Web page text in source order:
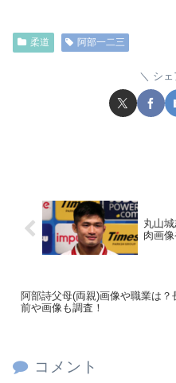
柔道 阿部一二三
シェ
丸山
肉画
阿部詩父母(両親)画像や職業は？
前や画像も調査！
コメント